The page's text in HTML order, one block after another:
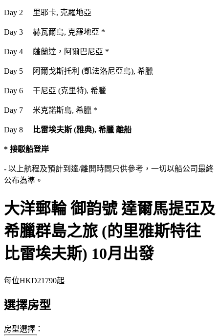
Day 2 里耶卡, 克羅地亞
Day 3 赫瓦爾島, 克羅地亞 *
Day 4 薩蘭達，阿爾巴尼亞 *
Day 5 阿爾戈斯托利 (凱法洛尼亞島), 希臘
Day 6 干尼亞 (克里特), 希臘
Day 7 米克諾斯島, 希臘 *
Day 8 比雷埃夫斯 (雅典), 希臘 離船
* 接駁船登岸
- 以上航程及預計到達/離開時間只供參考，一切以船公司最終
公布為準。
大洋郵輪 御韵號 達爾馬提亞及
希臘群島之旅 (的里雅斯特往
比雷埃夫斯) 10月出發
每位HKD21790起
選擇房型
房型選擇：